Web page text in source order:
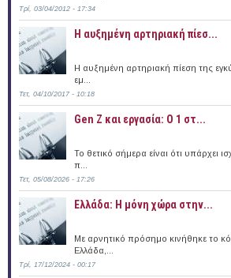
Τρί, 03/04/2012 - 17:34
Η αυξημένη αρτηριακή πίεσ...
Η αυξημένη αρτηριακή πίεση της
εμ...
Τετ, 04/10/2017 - 10:18
Gen Z και εργασία: Ο 1 στ...
Το θετικό σήμερα είναι ότι υπάρχει
π...
Τετ, 05/08/2026 - 17:26
Ελλάδα: Η μόνη χώρα στην...
Με αρνητικό πρόσημο κινήθηκε το
Ελλάδα,...
Τρί, 17/12/2024 - 00:17